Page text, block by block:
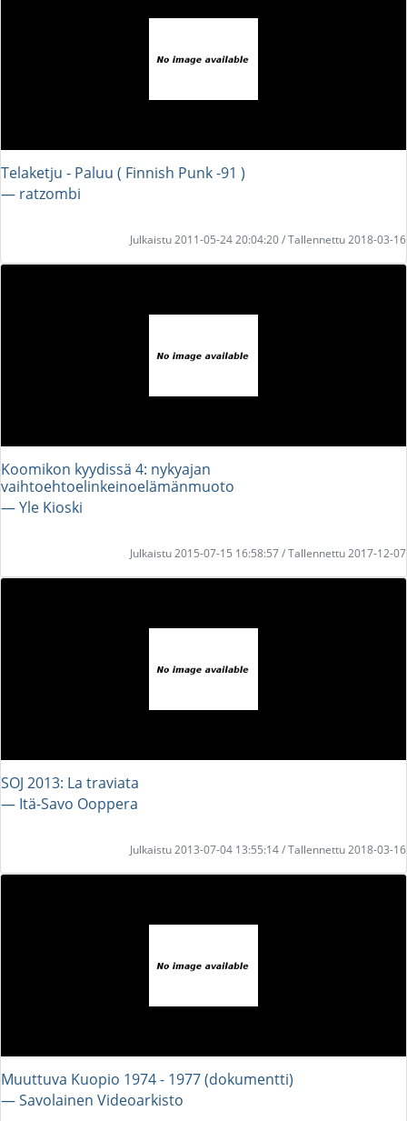
Telaketju - Paluu ( Finnish Punk -91 )
― ratzombi
Julkaistu 2011-05-24 20:04:20 / Tallennettu 2018-03-16
Koomikon kyydissä 4: nykyajan
vaihtoehtoelinkeinoelämänmuoto
― Yle Kioski
Julkaistu 2015-07-15 16:58:57 / Tallennettu 2017-12-07
SOJ 2013: La traviata
― Itä-Savo Ooppera
Julkaistu 2013-07-04 13:55:14 / Tallennettu 2018-03-16
Muuttuva Kuopio 1974 - 1977 (dokumentti)
― Savolainen Videoarkisto